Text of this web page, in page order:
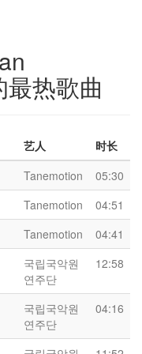
热歌曲
艺人
时长
Tanemotion
05:30
Tanemotion
04:51
Tanemotion
04:41
국립국악원
연주단
12:58
국립국악원
연주단
04:16